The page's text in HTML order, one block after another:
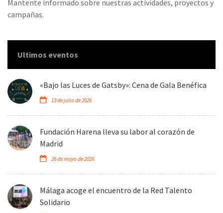
Mantente informado sobre nuestras actividades, proyectos y
campañas.
Ultimos eventos
«Bajo las Luces de Gatsby»: Cena de Gala Benéfica
13 de julio de 2026
Fundación Harena lleva su labor al corazón de
Madrid
26 de mayo de 2026
Málaga acoge el encuentro de la Red Talento
Solidario